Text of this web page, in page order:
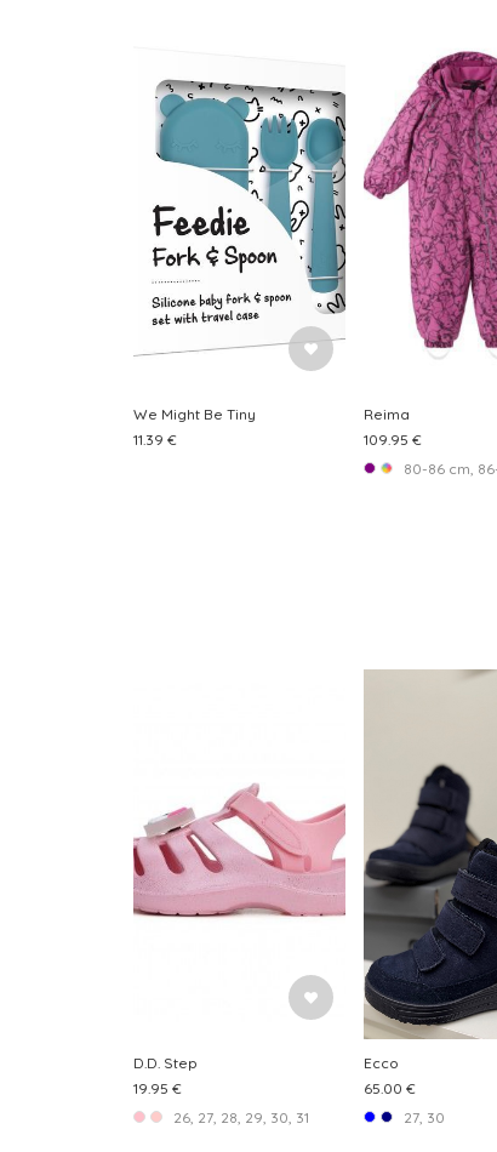
We Might Be Tiny
11.39 €
Reima
109.95 €
80-86 cm,
D.D. Step
19.95 €
26, 27, 28, 29, 30, 31
Ecco
65.00 €
27, 30